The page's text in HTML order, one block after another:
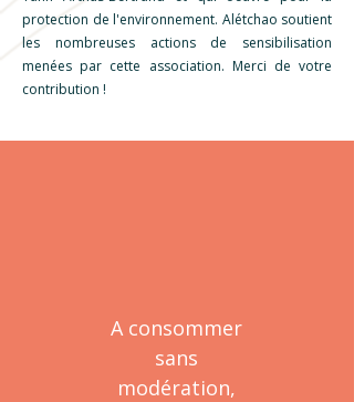
protection de l'environnement. Alétchao soutient
les nombreuses actions de sensibilisation
menées par cette association. Merci de votre
contribution !
A consommer
sans
modération,